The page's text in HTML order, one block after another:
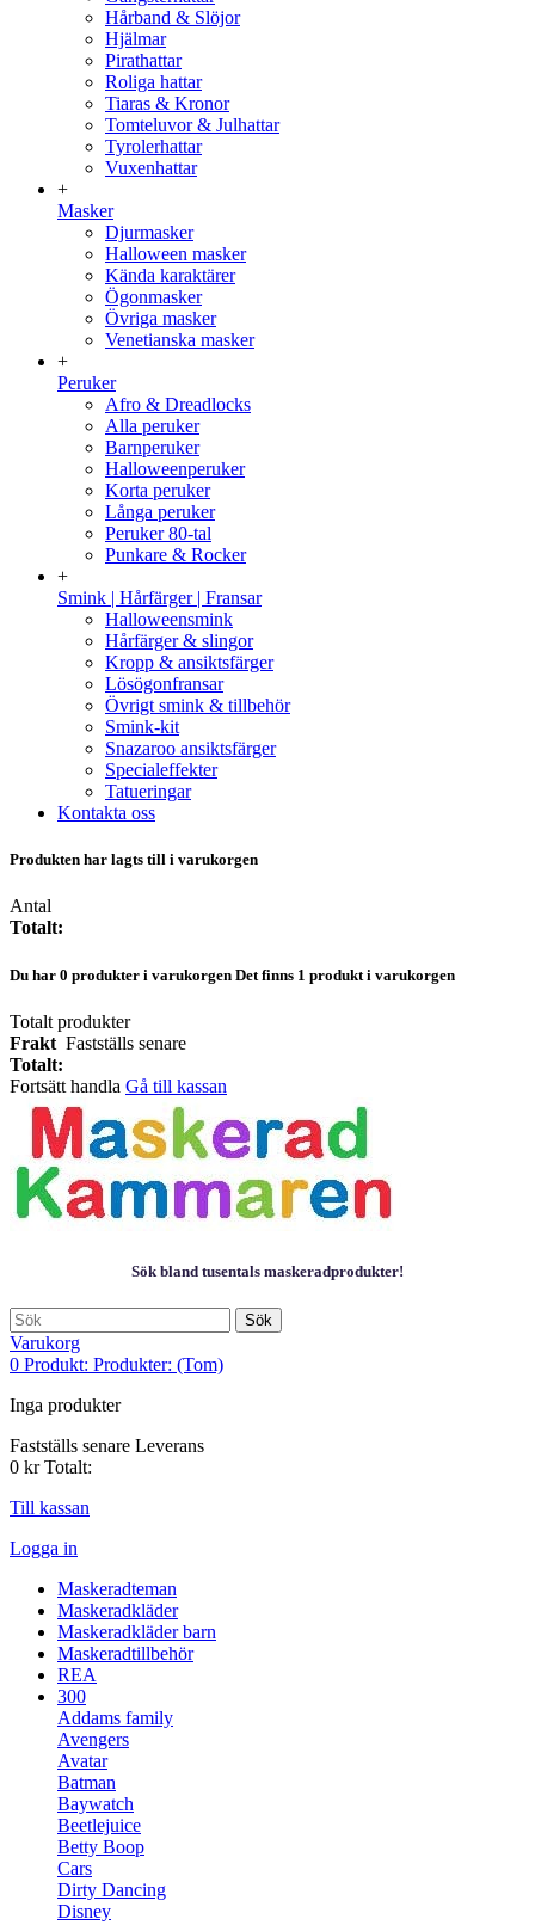
Hårband & Slöjor
Hjälmar
Pirathattar
Roliga hattar
Tiaras & Kronor
Tomteluvor & Julhattar
Tyrolerhattar
Vuxenhattar
+
Masker
Djurmasker
Halloween masker
Kända karaktärer
Ögonmasker
Övriga masker
Venetianska masker
+
Peruker
Afro & Dreadlocks
Alla peruker
Barnperuker
Halloweenperuker
Korta peruker
Långa peruker
Peruker 80-tal
Punkare & Rocker
+
Smink | Hårfärger | Fransar
Halloweensmink
Hårfärger & slingor
Kropp & ansiktsfärger
Lösögonfransar
Övrigt smink & tillbehör
Smink-kit
Snazaroo ansiktsfärger
Specialeffekter
Tatueringar
Kontakta oss
Produkten har lagts till i varukorgen
Antal
Totalt:
Du har 0 produkter i varukorgen Det finns 1 produkt i varukorgen
Totalt produkter
Frakt Fastställs senare
Totalt:
Fortsätt handla Gå till kassan
Sök bland tusentals maskeradprodukter!
Sök
Varukorg
0 Produkt: Produkter: (Tom)
Inga produkter
Fastställs senare Leverans
0 kr Totalt:
Till kassan
Logga in
Maskeradteman
Maskeradkläder
Maskeradkläder barn
Maskeradtillbehör
REA
300
Addams family
Avengers
Avatar
Batman
Baywatch
Beetlejuice
Betty Boop
Cars
Dirty Dancing
Disney